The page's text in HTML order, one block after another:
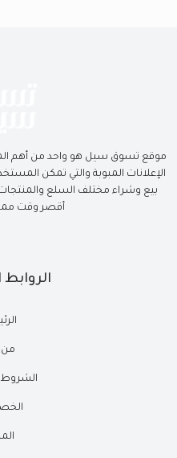
موقع تسوق سيل هو واحد من أهم
الإعلانات المبوبة والتي تمكن
بيع وشراء مختلف السلع
أقصر وقت
من
الشروط